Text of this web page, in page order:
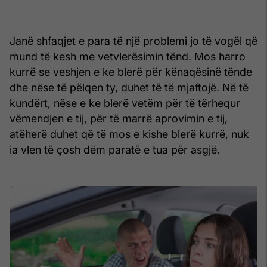
Janë shfaqjet e para të një problemi jo të vogël që
mund të kesh me vetvlerësimin tënd. Mos harro
kurrë se veshjen e ke blerë për kënaqësinë tënde
dhe nëse të pëlqen ty, duhet të të mjaftojë. Në të
kundërt, nëse e ke blerë vetëm për të tërhequr
vëmendjen e tij, për të marrë aprovimin e tij,
atëherë duhet që të mos e kishe blerë kurrë, nuk
ia vlen të çosh dëm paratë e tua për asgjë.